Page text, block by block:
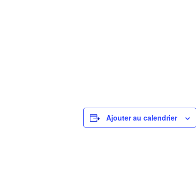
Ajouter au calendrier